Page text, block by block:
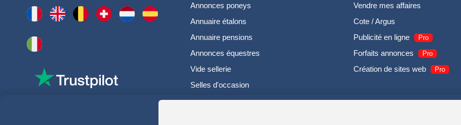
Annonces poneys
Annuaire étalons
Annuaire pensions
Annonces équestres
Vide sellerie
Selles d'occasion
Vendre mes affaires
Cote / Argus
Publicité en ligne
Pro
Forfaits annonces Pro
Création de sites web Pro